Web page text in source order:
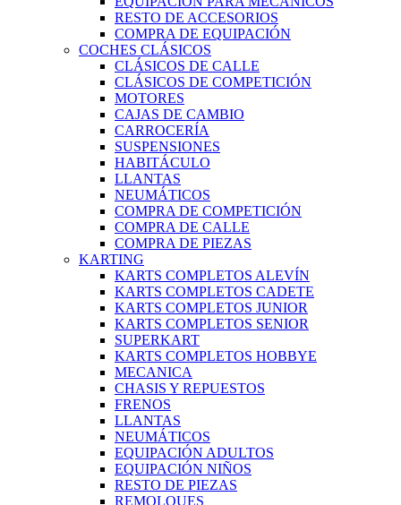
RESTO DE ACCESORIOS
COMPRA DE EQUIPACIÓN
COCHES CLÁSICOS
CLÁSICOS DE CALLE
CLÁSICOS DE COMPETICIÓN
MOTORES
CAJAS DE CAMBIO
CARROCERÍA
SUSPENSIONES
HABITÁCULO
LLANTAS
NEUMÁTICOS
COMPRA DE COMPETICIÓN
COMPRA DE CALLE
COMPRA DE PIEZAS
KARTING
KARTS COMPLETOS ALEVÍN
KARTS COMPLETOS CADETE
KARTS COMPLETOS JUNIOR
KARTS COMPLETOS SENIOR
SUPERKART
KARTS COMPLETOS HOBBYE
MECANICA
CHASIS Y REPUESTOS
FRENOS
LLANTAS
NEUMÁTICOS
EQUIPACIÓN ADULTOS
EQUIPACIÓN NIÑOS
RESTO DE PIEZAS
REMOLQUES